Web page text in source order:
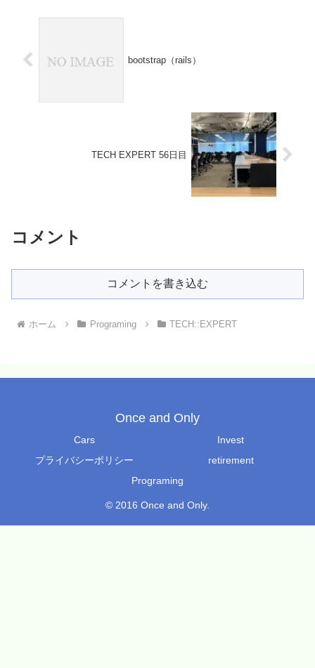
はuploadsフォルダ以下の階層が
bootstrap（rails）
TECH EXPERT 56日目
コメント
コメントを書き込む
ホーム Programing TECH::EXPERT
Once and Only
Cars
Invest
プライバシーポリシー
retirement
Programing
© 2016 Once and Only.